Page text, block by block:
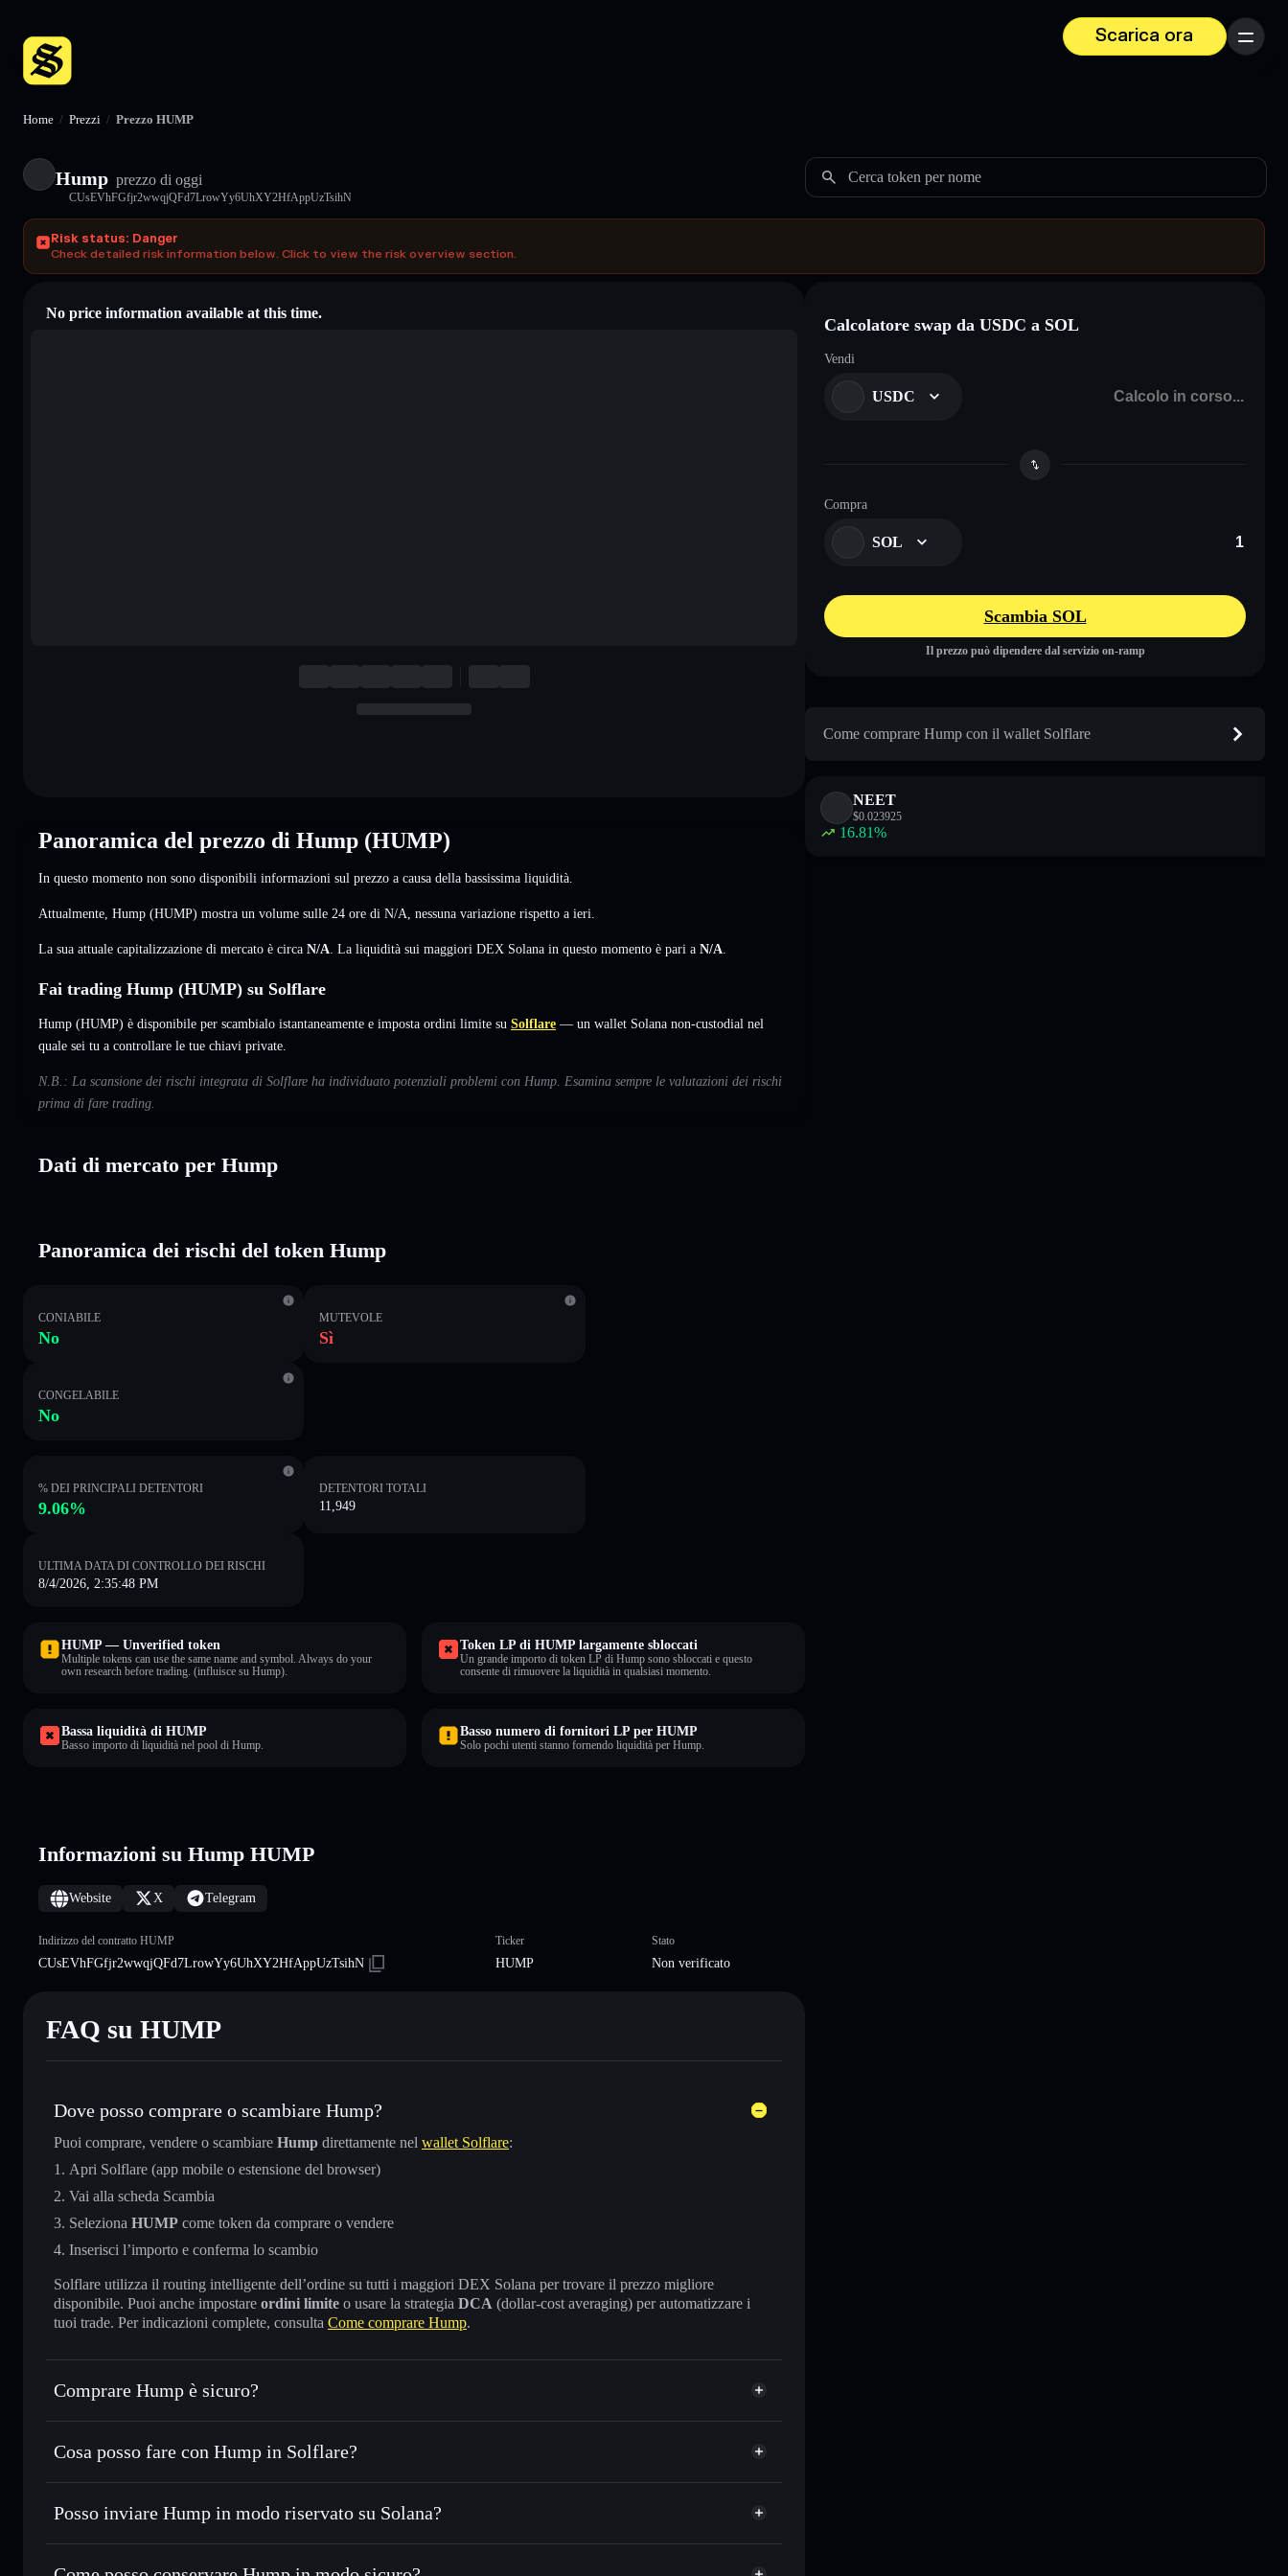
Scarica ora
Menu
Home / Prezzi / Prezzo HUMP
Hump prezzo di oggi
CUsEVhFGfjr2wwqjQFd7LrowYy6UhXY2HfAppUzTsihN
Cerca token per nome
Risk status: Danger
Check detailed risk information below. Click to view the risk overview section.
No price information available at this time.
Panoramica del prezzo di Hump (HUMP)
In questo momento non sono disponibili informazioni sul prezzo a causa della bassissima liquidità.
Attualmente, Hump (HUMP) mostra un volume sulle 24 ore di N/A nessuna variazione rispetto a ieri.
La sua attuale capitalizzazione di mercato è circa N/A . La liquidità sui maggiori DEX Solana in questo momento è pari a N/A
Fai trading Hump (HUMP) su Solflare
Hump (HUMP) è disponibile per scambialo istantaneamente e imposta ordini limite su Solflare — un wallet Solana non-custodial nel
quale sei tu a controllare le tue chiavi private.
N.B.: La scansione dei rischi integrata di Solflare ha individuato potenziali problemi con Hump. Esamina sempre le valutazioni dei rischi
prima di fare trading.
Dati di mercato per Hump
Panoramica dei rischi del token Hump
CONIABILE
No
MUTEVOLE
Sì
CONGELABILE
No
% DEI PRINCIPALI DETENTORI
9.06%
DETENTORI TOTALI
11,949
ULTIMA DATA DI CONTROLLO DEI RISCHI
8/4/2026, 2:35:48 PM
HUMP — Unverified token
Multiple tokens can use the same name and symbol. Always do your
own research before trading. (influisce su Hump).
Token LP di HUMP largamente sbloccati
Un grande importo di token LP di Hump sono sbloccati e questo
consente di rimuovere la liquidità in qualsiasi momento.
Bassa liquidità di HUMP
Basso importo di liquidità nel pool di Hump.
Basso numero di fornitori LP per HUMP
Solo pochi utenti stanno fornendo liquidità per Hump.
Informazioni su Hump HUMP
Website X Telegram
Indirizzo del contratto HUMP
CUsEVhFGfjr2wwqjQFd7LrowYy6UhXY2HfAppUzTsihN
Ticker
HUMP
Stato
Non verificato
FAQ su HUMP
Dove posso comprare o scambiare Hump?
Puoi comprare, vendere o scambiare Hump direttamente nel wallet Solflare:
Apri Solflare (app mobile o estensione del browser)
Vai alla scheda Scambia
Seleziona HUMP come token da comprare o vendere
Inserisci l’importo e conferma lo scambio
Solflare utilizza il routing intelligente dell’ordine su tutti i maggiori DEX Solana per trovare il prezzo migliore
disponibile. Puoi anche impostare ordini limite o usare la strategia DCA (dollar-cost averaging) per automatizzare i
tuoi trade. Per indicazioni complete, consulta Come comprare Hump.
Comprare Hump è sicuro?
Hump non è verificato
Cosa posso fare con Hump in Solflare?
Hump
wallet Solflare
Scambiare istantaneamente— scambia HUMP in SOL, USDC o in migliaia di altri token Solana al prezzo
Posso inviare Hump in modo riservato su Solana?
Aggregatore di privacy
Calcolatore swap da USDC a SOL
Vendi
USDC
Compra
SOL
Scambia SOL
Il prezzo può dipendere dal servizio on-ramp
Come comprare Hump con il wallet Solflare
NEET
$0.023925
16.81%